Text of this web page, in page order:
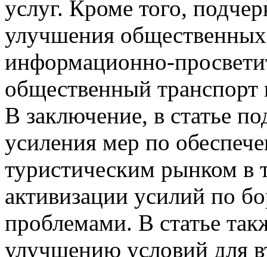
услуг. Кроме того,
улучшения
информационно-
общественный
В заключение, в статье
усиления мер по
туристическим рынком в
активизации усилий по
проблемами. В статье
улучшению условий для